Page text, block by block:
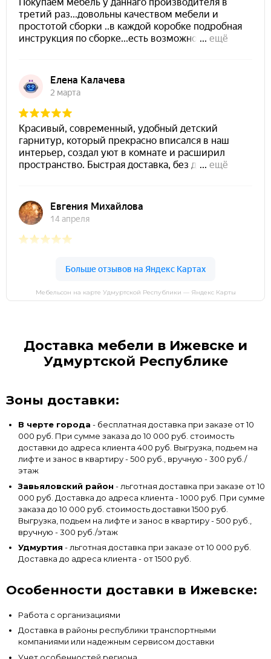
Мебельсон на карте Удмуртской Республики — Яндекс Карты
Доставка мебели в Ижевске и
Удмуртской Республике
Зоны доставки:
В черте города - бесплатная доставка при заказе от 10
000 руб. При сумме заказа до 10 000 руб. стоимость
доставки до адреса клиента 400 руб. Выгрузка, подьем на
лифте и занос в квартиру - 500 руб., вручную - 300 руб./
этаж
Завьяловский район - льготная доставка при заказе от 10
000 руб. Доставка до адреса клиента - 1000 руб. При сумме
заказа до 10 000 руб. стоимость доставки 1500 руб.
Выгрузка, подьем на лифте и занос в квартиру - 500 руб.,
вручную - 300 руб./этаж
Удмуртия - льготная доставка при заказе от 10 000 руб.
Доставка до адреса клиента - от 1500 руб.
Особенности доставки в Ижевске:
Работа с организациями
Доставка в районы республики транспортными
компаниями или надежным сервисом доставки
Учет особенностей региона